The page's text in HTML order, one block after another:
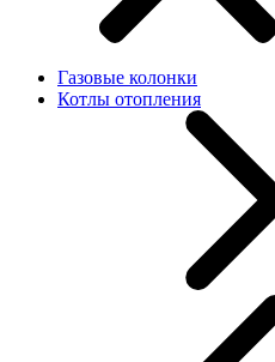
Газовые колонки
Котлы отопления